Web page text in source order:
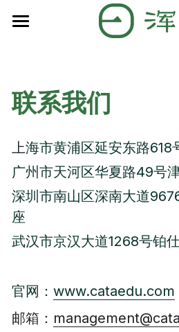
关于浑朴
使命愿景价值观
我们的教育理念
我们的申请方法论
我们的共同目标
服务内容
精英团队
成绩&案例
2025录取成果
2023录取成果
学生案例分享
独家活动资源
联系我们
联系我们
上海市黄浦区延安东路618
广州市天河区华夏路49号
深圳市南山区深南大道
座
武汉市京汉大道1268号铂
官网： www.cataedu.com
邮箱：